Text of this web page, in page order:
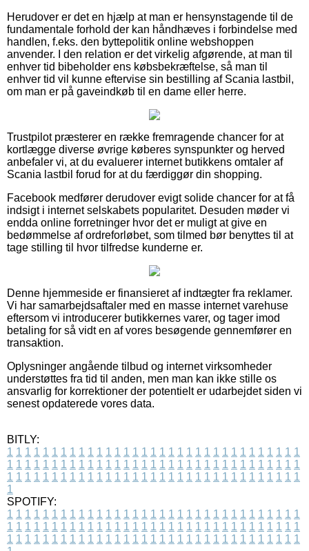
Herudover er det en hjælp at man er hensynstagende til de
fundamentale forhold der kan håndhæves i forbindelse med
handlen, f.eks. den byttepolitik online webshoppen
anvender. I den relation er det virkelig afgørende, at man til
enhver tid bibeholder ens købsbekræftelse, så man til
enhver tid vil kunne eftervise sin bestilling af Scania lastbil,
om man er på gaveindkøb til en dame eller herre.
Trustpilot præsterer en række fremragende chancer for at
kortlægge diverse øvrige køberes synspunkter og herved
anbefaler vi, at du evaluerer internet butikkens omtaler af
Scania lastbil forud for at du færdiggør din shopping.
Facebook medfører derudover evigt solide chancer for at få
indsigt i internet selskabets popularitet. Desuden møder vi
endda online forretninger hvor det er muligt at give en
bedømmelse af ordreforløbet, som tilmed bør benyttes til at
tage stilling til hvor tilfredse kunderne er.
Denne hjemmeside er finansieret af indtægter fra reklamer.
Vi har samarbejdsaftaler med en masse internet varehuse
eftersom vi introducerer butikkernes varer, og tager imod
betaling for så vidt en af vores besøgende gennemfører en
transaktion.
Oplysninger angående tilbud og internet virksomheder
understøttes fra tid til anden, men man kan ikke stille os
ansvarlig for korrektioner der potentielt er udarbejdet siden vi
senest opdaterede vores data.
BITLY:
1 1 1 1 1 1 1 1 1 1 1 1 1 1 1 1 1 1 1 1 1 1 1 1 1 1 1 1 1 1 1 1 1
1 1 1 1 1 1 1 1 1 1 1 1 1 1 1 1 1 1 1 1 1 1 1 1 1 1 1 1 1 1 1 1 1
1 1 1 1 1 1 1 1 1 1 1 1 1 1 1 1 1 1 1 1 1 1 1 1 1 1 1 1 1 1 1 1 1
1
SPOTIFY:
1 1 1 1 1 1 1 1 1 1 1 1 1 1 1 1 1 1 1 1 1 1 1 1 1 1 1 1 1 1 1 1 1
1 1 1 1 1 1 1 1 1 1 1 1 1 1 1 1 1 1 1 1 1 1 1 1 1 1 1 1 1 1 1 1 1
1 1 1 1 1 1 1 1 1 1 1 1 1 1 1 1 1 1 1 1 1 1 1 1 1 1 1 1 1 1 1 1 1